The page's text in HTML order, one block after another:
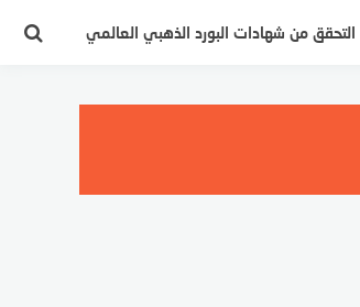
التحقق من شهادات البورد الذهبي العالمي